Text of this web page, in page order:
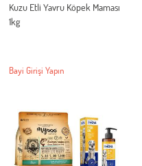
Kuzu Etli Yavru Köpek Maması
1kg
Bayi Girişi Yapın